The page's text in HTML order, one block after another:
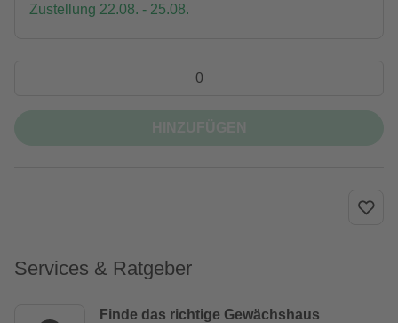
Zustellung 22.08. - 25.08.
Services & Ratgeber
Finde das richtige Gewächshaus